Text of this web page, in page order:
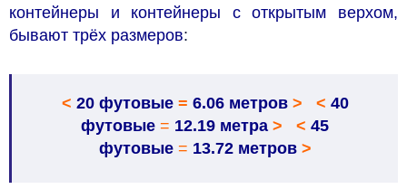
контейнеры и контейнеры с открытым верхом,
бывают трёх размеров:
< 20 футовые = 6.06 метров > < 40
футовые = 12.19 метра > < 45
футовые = 13.72 метров >